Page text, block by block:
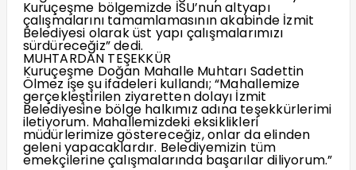
Kuruçeşme bölgemizde İSU’nun altyapı
çalışmalarını tamamlamasının akabinde İzmit
Belediyesi olarak üst yapı çalışmalarımızı
sürdüreceğiz” dedi.
MUHTARDAN TEŞEKKÜR
Kuruçeşme Doğan Mahalle Muhtarı Sadettin
Ölmez işe şu ifadeleri kullandı; “Mahallemize
gerçekleştirilen ziyaretten dolayı İzmit
Belediyesine bölge halkımız adına teşekkürlerimi
iletiyorum. Mahallemizdeki eksiklikleri
müdürlerimize göstereceğiz, onlar da elinden
geleni yapacaklardır. Belediyemizin tüm
emekçilerine çalışmalarında başarılar diliyorum.”